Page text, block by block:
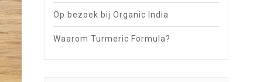
Op bezoek bij Organic India
Waarom Turmeric Formula?